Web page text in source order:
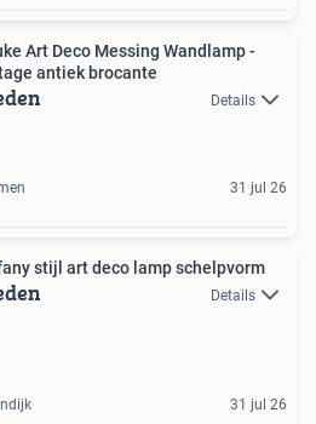
Art Deco Messing Wandlamp -
antiek brocante
Details
31 jul 26
stijl art deco lamp schelpvorm
Details
31 jul 26